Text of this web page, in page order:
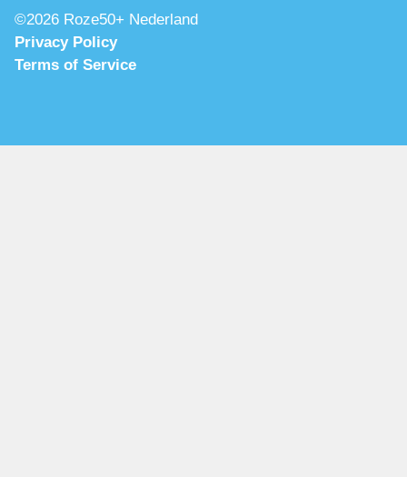
©2026 Roze50+ Nederland
Privacy Policy
Terms of Service